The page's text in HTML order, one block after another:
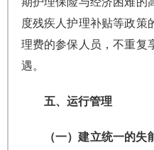
度残疾人护理补贴等政策
理费的参保人员，不重复
遇。
五、运行管理
（一）建立统一的